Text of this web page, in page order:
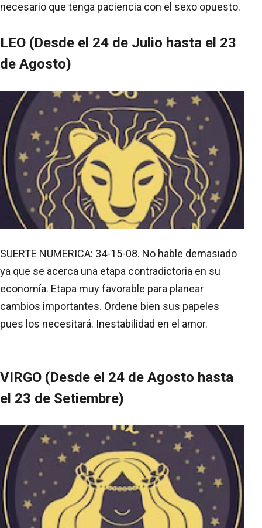
necesario que tenga paciencia con el sexo opuesto.
LEO (Desde el 24 de Julio hasta el 23
de Agosto)
SUERTE NUMERICA: 34-15-08. No hable demasiado
ya que se acerca una etapa contradictoria en su
economía. Etapa muy favorable para planear
cambios importantes. Ordene bien sus papeles
pues los necesitará. Inestabilidad en el amor.
VIRGO (Desde el 24 de Agosto hasta
el 23 de Setiembre)